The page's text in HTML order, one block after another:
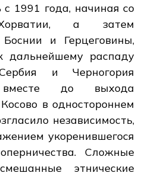
с 1991 года, начиная со
а затем
и Герцеговины,
дальнейшему распаду
и Черногория
вместе до выхода
в одностороннем
независимость,
укоренившегося
Сложные
этнические